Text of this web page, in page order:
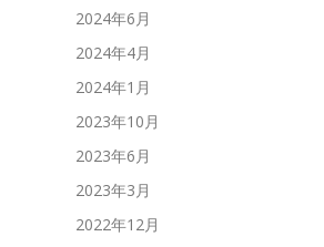
2024年6月
2024年4月
2024年1月
2023年10月
2023年6月
2023年3月
2022年12月